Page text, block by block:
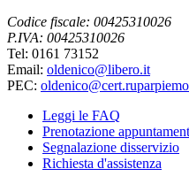
Codice fiscale: 00425310026
P.IVA: 00425310026
Tel: 0161 73152
Email: oldenico@libero.it
PEC:
Leggi le FAQ
Prenotazione
Segnalazione disservizio
Richiesta d'assistenza